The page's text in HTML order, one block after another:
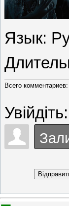
Язык:
Всего комментариев:
Увійдіть: